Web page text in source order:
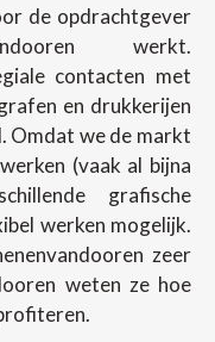
de opdrachtgever
werkt.
contacten met
en drukkerijen
Omdat we de markt
(vaak al bijna
grafische
werken mogelijk.
zeer
weten ze hoe